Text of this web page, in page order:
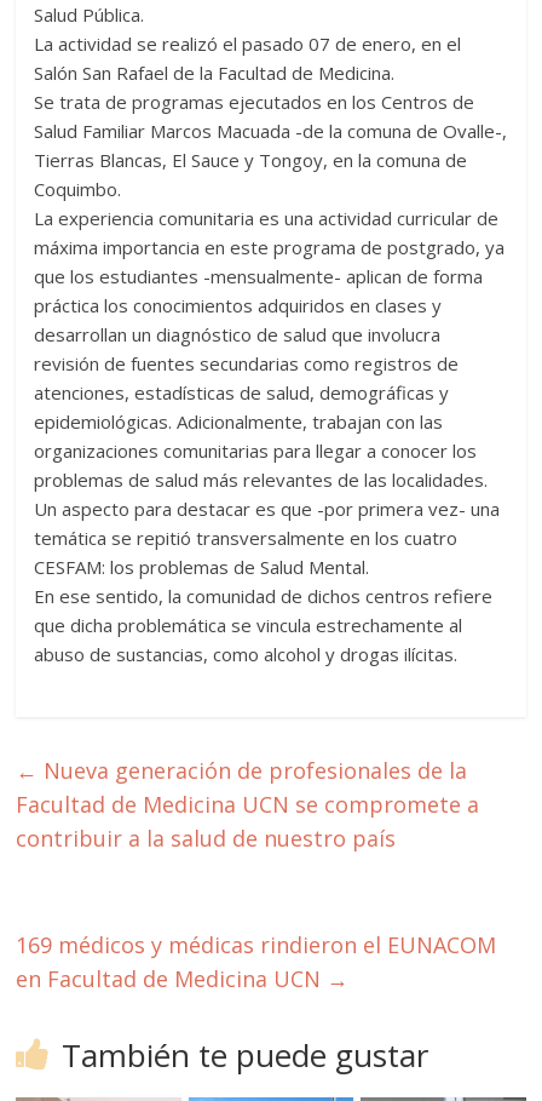
Salud Pública.
La actividad se realizó el pasado 07 de enero, en el
Salón San Rafael de la Facultad de Medicina.
Se trata de programas ejecutados en los Centros de
Salud Familiar Marcos Macuada -de la comuna de Ovalle-,
Tierras Blancas, El Sauce y Tongoy, en la comuna de
Coquimbo.
La experiencia comunitaria es una actividad curricular de
máxima importancia en este programa de postgrado, ya
que los estudiantes -mensualmente- aplican de forma
práctica los conocimientos adquiridos en clases y
desarrollan un diagnóstico de salud que involucra
revisión de fuentes secundarias como registros de
atenciones, estadísticas de salud, demográficas y
epidemiológicas. Adicionalmente, trabajan con las
organizaciones comunitarias para llegar a conocer los
problemas de salud más relevantes de las localidades.
Un aspecto para destacar es que -por primera vez- una
temática se repitió transversalmente en los cuatro
CESFAM: los problemas de Salud Mental.
En ese sentido, la comunidad de dichos centros refiere
que dicha problemática se vincula estrechamente al
abuso de sustancias, como alcohol y drogas ilícitas.
← Nueva generación de profesionales de la
Facultad de Medicina UCN se compromete a
contribuir a la salud de nuestro país
169 médicos y médicas rindieron el EUNACOM
en Facultad de Medicina UCN →
También te puede gustar